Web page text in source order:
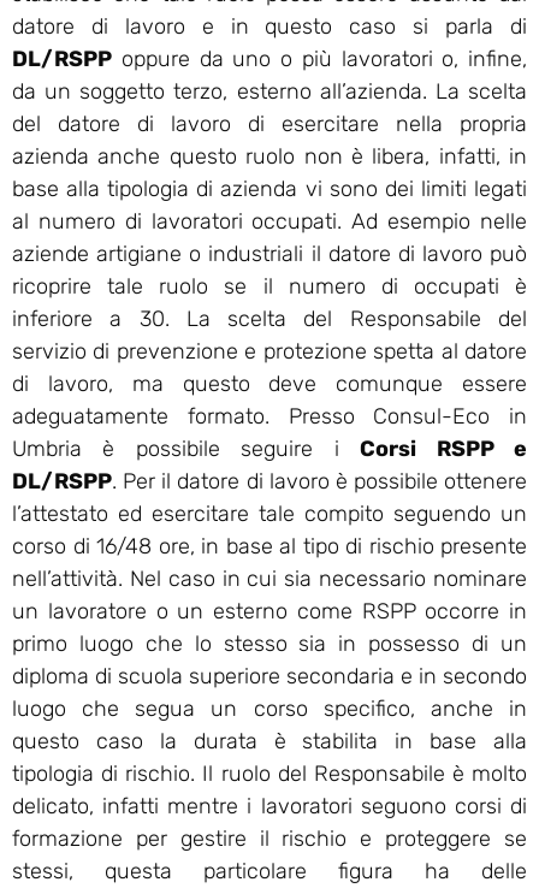
datore di lavoro e in questo caso si parla di
DL/RSPP oppure da uno o più lavoratori o, infine,
da un soggetto terzo, esterno all’azienda. La scelta
del datore di lavoro di esercitare nella propria
azienda anche questo ruolo non è libera, infatti, in
base alla tipologia di azienda vi sono dei limiti legati
al numero di lavoratori occupati. Ad esempio nelle
aziende artigiane o industriali il datore di lavoro può
ricoprire tale ruolo se il numero di occupati è
inferiore a 30. La scelta del Responsabile del
servizio di prevenzione e protezione spetta al datore
di lavoro, ma questo deve comunque essere
adeguatamente formato. Presso Consul-Eco in
Umbria è possibile seguire iCorsi RSPP e
DL/RSPP. Per il datore di lavoro è possibile ottenere
l’attestato ed esercitare tale compito seguendo un
corso di 16/48 ore, in base al tipo di rischio presente
nell’attività. Nel caso in cui sia necessario nominare
un lavoratore o un esterno come RSPP occorre in
primo luogo che lo stesso sia in possesso di un
diploma di scuola superiore secondaria e in secondo
luogo che segua un corso specifico, anche in
questo caso la durata è stabilita in base alla
tipologia di rischio. Il ruolo del Responsabile è molto
delicato, infatti mentre i lavoratori seguono corsi di
formazione per gestire il rischio e proteggere se
stessi, questa particolare figura ha delle